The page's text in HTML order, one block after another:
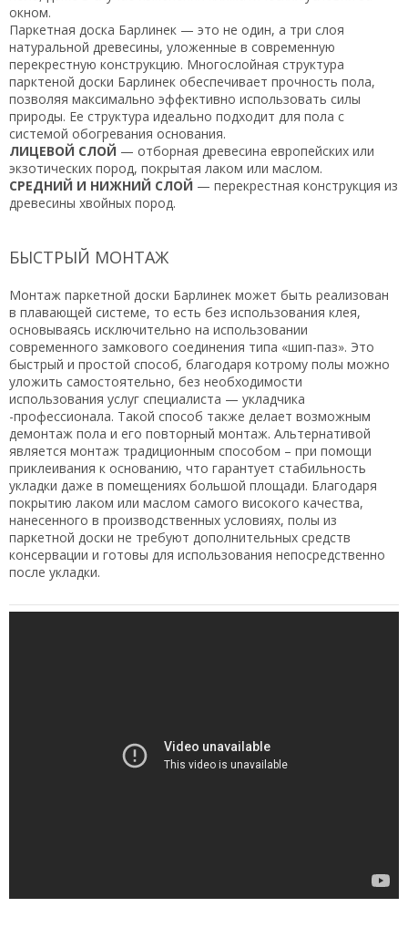
окном.
Паркетная доска Барлинек — это не один, а три слоя
натуральной древесины, уложенные в современную
перекрестную конструкцию. Многослойная структура
парктеной доски Барлинек обеспечивает прочность пола,
позволяя максимально эффективно использовать силы
природы. Ее структура идеально подходит для пола с
системой обогревания основания.
ЛИЦЕВОЙ СЛОЙ — отборная древесина европейских или
экзотических пород, покрытая лаком или маслом.
СРЕДНИЙ И НИЖНИЙ СЛОЙ — перекрестная конструкция из
древесины хвойных пород.
БЫСТРЫЙ МОНТАЖ
Монтаж паркетной доски Барлинек может быть реализован
в плавающей системе, то есть без использования клея,
основываясь исключительно на использовании
современного замкового соединения типа «шип-паз». Это
быстрый и простой способ, благодаря котрому полы можно
уложить самостоятельно, без необходимости
использования услуг специалиста — укладчика
-профессионала. Такой способ также делает возможным
демонтаж пола и его повторный монтаж. Альтернативой
является монтаж традиционным способом – при помощи
приклеивания к основанию, что гарантует стабильность
укладки даже в помещениях большой площади. Благодаря
покрытию лаком или маслом самого високого качества,
нанесенного в производственных условиях, полы из
паркетной доски не требуют дополнительных средств
консервации и готовы для использования непосредственно
после укладки.